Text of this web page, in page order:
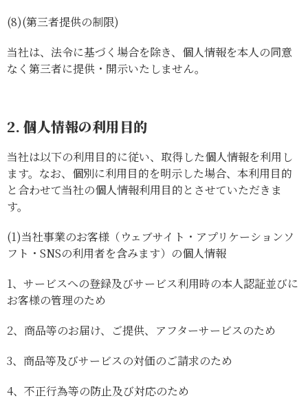
(8)(第三者提供の制限)
当社は、法令に基づく場合を除き、個人情報を本人の同意
なく第三者に提供・開示いたしません。
2. 個人情報の利用目的
当社は以下の利用目的に従い、取得した個人情報を利用し
ます。なお、個別に利用目的を明示した場合、本利用目的
と合わせて当社の個人情報利用目的とさせていただきま
す。
(1)当社事業のお客様（ウェブサイト・アプリケーションソ
フト・SNSの利用者を含みます）の個人情報
1、 サービスへの登録及びサービス利用時の本人認証並びに
お客様の管理のため
2、 商品等のお届け、ご提供、アフターサービスのため
3、 商品等及びサービスの対価のご請求のため
4、 不正行為等の防止及び対応のため